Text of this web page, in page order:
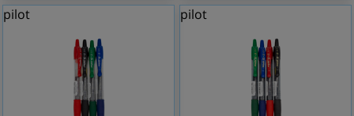
pilot
pilot